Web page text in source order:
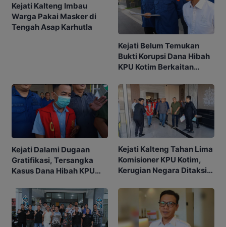
Kejati Kalteng Imbau
Warga Pakai Masker di
Tengah Asap Karhutla
Kejati Belum Temukan
Bukti Korupsi Dana Hibah
KPU Kotim Berkaitan
Kejati Dalami Dugaan
Gratifikasi, Tersangka
Kasus Dana Hibah KPU
Kejati Kalteng Tahan Lima
Komisioner KPU Kotim,
Kerugian Negara Ditaksir